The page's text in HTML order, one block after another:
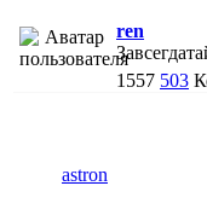
ren
1557 503
astron